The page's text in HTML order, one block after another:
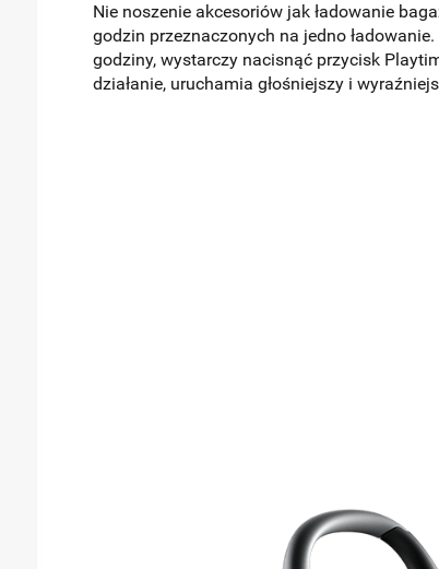
Nie noszenie akcesoriów jak ładowanie
godzin przeznaczonych na jedno
godziny, wystarczy nacisnąć przycisk
działanie, uruchamia głośniejszy i